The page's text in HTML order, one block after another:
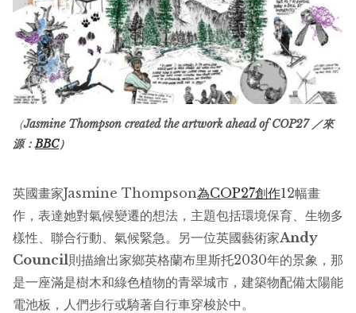
（Jasmine Thompson created the artwork ahead of COP27 ／來
源：BBC）
英國畫家Jasmine Thompson為COP27創作12幅畫
作，表達她對氣候變遷的想法，主題包括環境保育、生物多
樣性、聯合行動、氣候緊急。另一位英國藝術家Andy
Council則描繪出家鄉英格蘭布里斯托2030年的景象，那
是一座滿是樹木和綠色植物的青翠城市，建築物配備太陽能
電池板，人們步行或騎著自行車穿梭於中。